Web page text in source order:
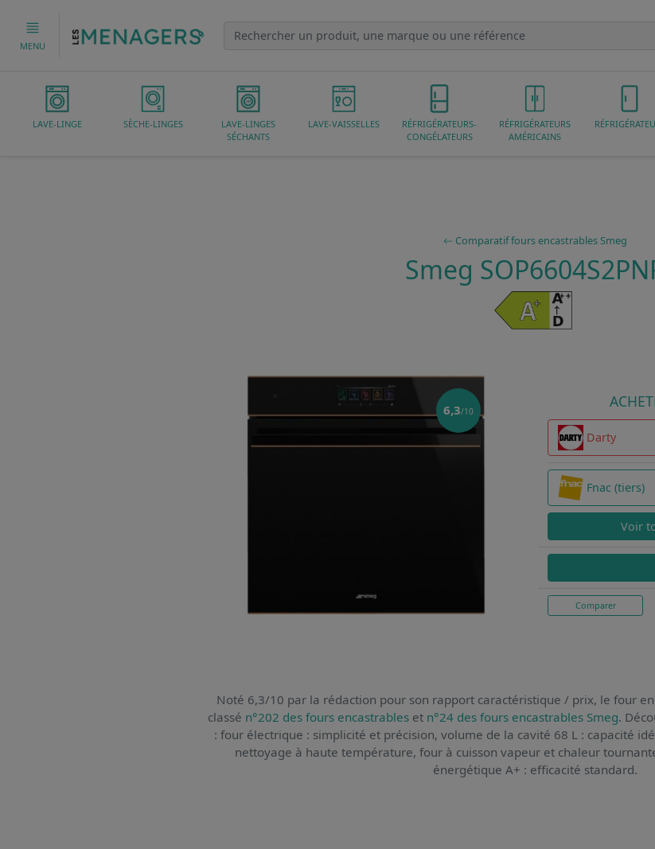
MENU
LAVE-LINGE SÈCHE-LINGES
LAVE-LINGES
SÉCHANTS
LAVE-VAISSELLES
RÉFRIGÉRATEURS-
CONGÉLATEURS
RÉFRIGÉRATEURS
AMÉRICAINS
Comparatif fours encastrables Smeg
Smeg
6,3/10
Darty
Fnac (tiers)
Voir
Comparer
Noté 6,3/10 par la rédaction pour son rapport caractéristique / prix, le four
classé n°202 des fours encastrableset n°24 des fours encastrables Smeg.
: four électrique : simplicité et précision, volume de la cavité 68 L : capacité
nettoyage à haute température, four à cuisson vapeur et chaleur
énergétique A+ : efficacité standard.